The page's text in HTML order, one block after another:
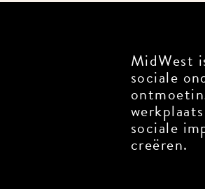
MidWest
sociale
sociale
creëren.